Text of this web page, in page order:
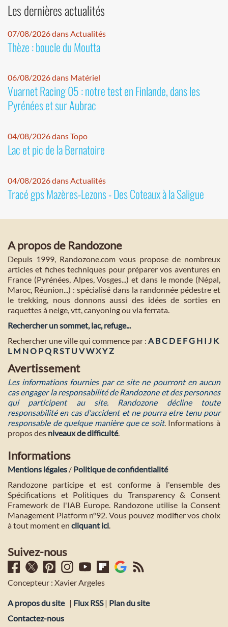
Les dernières actualités
07/08/2026 dans Actualités
Thèze : boucle du Moutta
06/08/2026 dans Matériel
Vuarnet Racing 05 : notre test en Finlande, dans les
Pyrénées et sur Aubrac
04/08/2026 dans Topo
Lac et pic de la Bernatoire
04/08/2026 dans Actualités
Tracé gps Mazères-Lezons - Des Coteaux à la Saligue
A propos de Randozone
Depuis 1999, Randozone.com vous propose de nombreux
articles et fiches techniques pour préparer vos aventures en
France (Pyrénées, Alpes, Vosges...) et dans le monde (Népal,
Maroc, Réunion...) : spécialisé dans la randonnée pédestre et
le trekking, nous donnons aussi des idées de sorties en
raquettes à neige, vtt, canyoning ou via ferrata.
Rechercher un sommet, lac, refuge...
Rechercher une ville qui commence par : A BC D E FG H I J K
L M NO PQ R ST U VWXY Z
Avertissement
Les informations fournies par ce site ne pourront en aucun
cas engager la responsabilité de Randozone et des personnes
qui participent au site. Randozone décline toute
responsabilité en cas d'accident et ne pourra etre tenu pour
responsable de quelque manière que ce soit. Informations à
propos des niveaux de difficulté.
Informations
Mentions légales / Politique de confidentialité
Randozone participe et est conforme à l'ensemble des
Spécifications et Politiques du Transparency & Consent
Framework de l'IAB Europe. Randozone utilise la Consent
Management Platform n°92. Vous pouvez modifier vos choix
à tout moment en cliquant ici
Suivez-nous
Concepteur : Xavier Argeles
A propos du site | Flux RSS| Plan du site
Contactez-nous